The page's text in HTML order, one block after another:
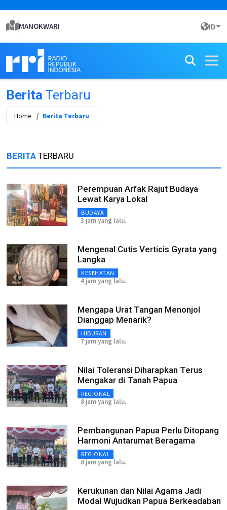
MANOKWARI ID
Berita Terbaru
Home Berita Terbaru
BERITA TERBARU
Perempuan Arfak Rajut Budaya
Lewat Karya Lokal
BUDAYA
3 jam yang lalu.
Mengenal Cutis Verticis Gyrata yang
Langka
KESEHATAN
4 jam yang lalu.
Mengapa Urat Tangan Menonjol
Dianggap Menarik?
HIBURAN
7 jam yang lalu.
Nilai Toleransi Diharapkan Terus
Mengakar di Tanah Papua
REGIONAL
8 jam yang lalu.
Pembangunan Papua Perlu Ditopang
Harmoni Antarumat Beragama
REGIONAL
8 jam yang lalu.
Kerukunan dan Nilai Agama Jadi
Modal Wujudkan Papua Berkeadaban